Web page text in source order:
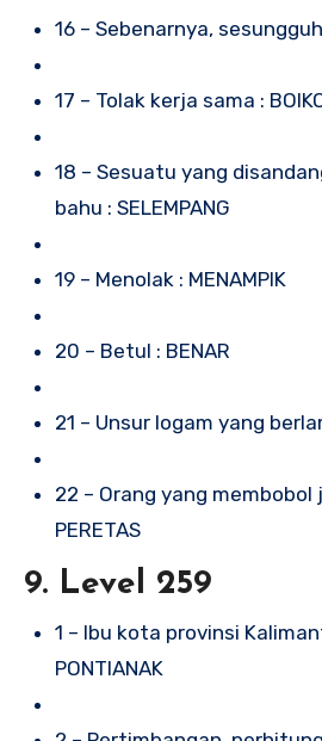
16 – Sebenarnya,
17 – Tolak kerja sama :
18 – Sesuatu yang
bahu : SELEMPANG
19 – Menolak : MENAMPIK
20 – Betul : BENAR
21 – Unsur logam yang
22 – Orang yang
PERETAS
9. Level 259
1 – Ibu kota provinsi
PONTIANAK